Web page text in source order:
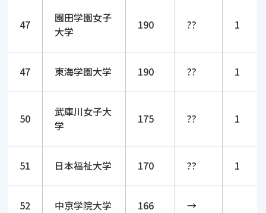
47
園田学園女子
大学
190 ?? 1
47 東海学園大学 190 ?? 1
50
武庫川女子大
学
175 ?? 1
51 日本福祉大学 170 ?? 1
52 中京学院大学 166 →